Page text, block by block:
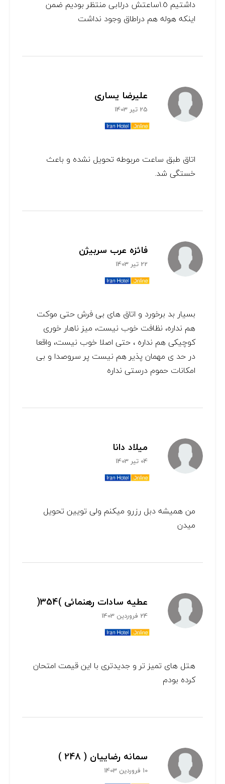
داشتیم ١.٥ساعتش درلابی منتظر بودیم ضمن
اینکه هوله هم دراطاق وجود نداشت
علیرضا یساری
25 تیر 1403
اتاق طبق ساعت مربوطه تحویل نشده و باعث
خستگی شد.
فائزه عرب سربیژن
22 تیر 1403
بسیار بد برخورد و اتاق های بی فرش حتی موکت
هم نداره، نظافت خوب نیست، میز ناهار خوری
کوچیکی هم نداره ، حتی اصلا خوب نیست، واقعا
در حد ی مهمان پذیر هم نیست پر سروصدا و بی
امکانات حموم درستی نداره
میلاد دانا
04 تیر 1403
من همیشه دبل رزرو میکنم ولی تویین تحویل
میدن
عطیه سادات رهنمائی )354(
24 فروردین 1403
هتل های تمیز تر و جدیدتری با این قیمت امتحان
کرده بودم
سمانه رضاییان ( 248 )
10 فروردین 1403